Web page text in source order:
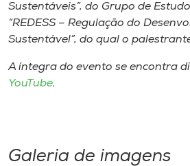
Sustentáveis”, do Grupo de
“REDESS – Regulação do
Sustentável”, do qual o
A íntegra do evento se encontra
YouTube.
Galeria de imagens